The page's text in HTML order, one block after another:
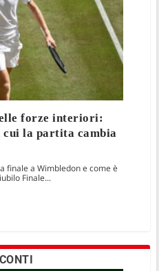
forze interiori:
la partita cambia
finale a Wimbledon e come è
Finale...